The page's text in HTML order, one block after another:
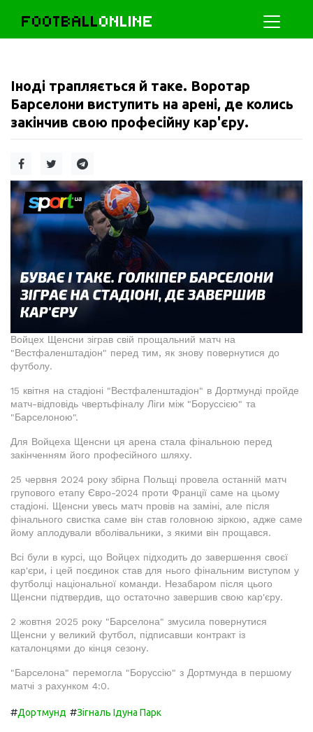
FOOTBALLONLINE
Іноді трапляється й таке. Воротар
Барселони виступить на арені, де колись
закінчив свою професійну кар'єру.
Войцех Щенсни зіграв свій прощальний матч на
"Вестфаленштадіон" перед тим, як знову повернутися до
футболу.
15 квітня на стадіоні "Вестфаленштадіон" в Дортмунді пройде
матч-відповідь чвертьфіналу Ліги між "Боруссією" та
"Барселоною".
Для Войцеха Щенсни ця арена стала фінальною перед
закінченням його професійного шляху.
25 червня 2024 року збірна Польщі провела останній матч
групового етапу Євро-2024 проти Франції саме на цьому
стадіоні. Щенсни увесь матч провів на заміні, але після
фінального свистка саме він став головною зіркою, адже саме
йому аплодували вболівальники, з якими він прощався.
Всі були в курсі, що Войцех підходить до завершення своєї
кар'єри, і цей поєдинок став для нього фінальним виступом у
футболці національної команди. Незабаром після цього
Щенсни підтвердив, що остаточно завершив свою кар'єру.
2 жовтня 2025 року "Барселона" змусила повернутися
Щенсни у великий футбол, підписавши контракт із
каталонцями до кінця сезону.
"Барселона" перемогла "Боруссію" з Дортмунда в першому
матчі з рахунком 4:0.
#Дортмунд #Зігналь Ідуна Парк